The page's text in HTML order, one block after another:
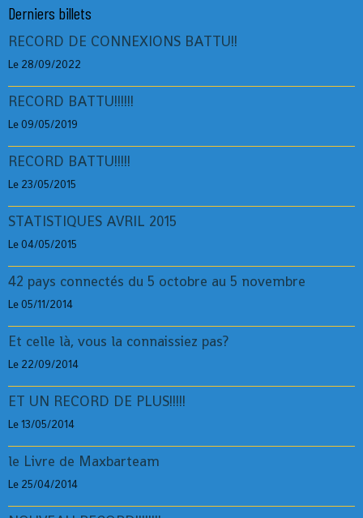
Derniers billets
RECORD DE CONNEXIONS BATTU!!
Le 28/09/2022
RECORD BATTU!!!!!!
Le 09/05/2019
RECORD BATTU!!!!!
Le 23/05/2015
STATISTIQUES AVRIL 2015
Le 04/05/2015
42 pays connectés du 5 octobre au 5 novembre
Le 05/11/2014
Et celle là, vous la connaissiez pas?
Le 22/09/2014
ET UN RECORD DE PLUS!!!!!
Le 13/05/2014
le Livre de Maxbarteam
Le 25/04/2014